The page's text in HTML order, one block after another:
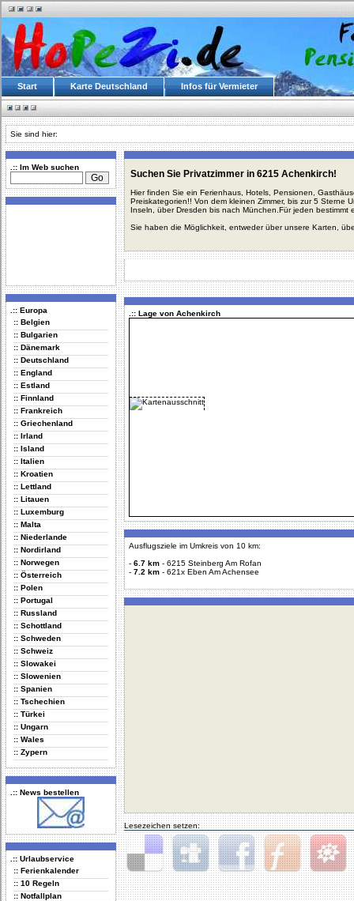
Start Karte Deutschland Infos für Vermieter
Sie sind hier:
.:: Im Web suchen
.:: Europa
:: Belgien
:: Bulgarien
:: Dänemark
:: Deutschland
:: England
:: Estland
:: Finnland
:: Frankreich
:: Griechenland
:: Irland
:: Island
:: Italien
:: Kroatien
:: Lettland
:: Litauen
:: Luxemburg
:: Malta
:: Niederlande
:: Nordirland
:: Norwegen
:: Österreich
:: Polen
:: Portugal
:: Russland
:: Schottland
:: Schweden
:: Schweiz
:: Slowakei
:: Slowenien
:: Spanien
:: Tschechien
:: Türkei
:: Ungarn
:: Wales
:: Zypern
.:: News bestellen
.:: Urlaubservice
:: Ferienkalender
:: 10 Regeln
:: Notfallplan
Suchen Sie Privatzimmer in 6215 Achenkirch!
Hier finden Sie ein Ferienhaus, Hotels, Pensionen,
Preiskategorien!! Von dem kleinen Zimmer, bis zur 5 Sterne
Inseln, über Dresden bis nach München.Für jeden bestimmt
Sie haben die Möglichkeit, entweder über unsere Karten,
.:: Lage von Achenkirch
Ausflugsziele im Umkreis von 10 km:
- 6.7 km - 6215 Steinberg Am Rofan
- 7.2 km - 621x Eben Am Achensee
Lesezeichen setzen:
Delicious Digg Facebook Furl StudiVZ